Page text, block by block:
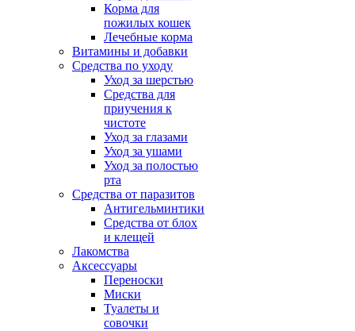
Корма для
пожилых кошек
Лечебные корма
Витамины и добавки
Средства по уходу
Уход за шерстью
Средства для
приучения к
чистоте
Уход за глазами
Уход за ушами
Уход за полостью
рта
Средства от паразитов
Антигельминтики
Средства от блох
и клещей
Лакомства
Аксессуары
Переноски
Миски
Туалеты и
совочки